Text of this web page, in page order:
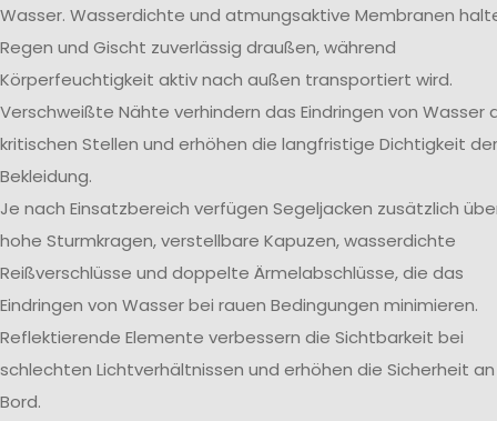
Wasser. Wasserdichte und atmungsaktive Membranen
Regen und Gischt zuverlässig draußen, während
Körperfeuchtigkeit aktiv nach außen transportiert wird.
Verschweißte Nähte verhindern das Eindringen von Wasser
kritischen Stellen und erhöhen die langfristige Dichtigkeit der
Bekleidung.
Je nach Einsatzbereich verfügen Segeljacken zusätzlich
hohe Sturmkragen, verstellbare Kapuzen, wasserdichte
Reißverschlüsse und doppelte Ärmelabschlüsse, die das
Eindringen von Wasser bei rauen Bedingungen minimieren.
Reflektierende Elemente verbessern die Sichtbarkeit bei
schlechten Lichtverhältnissen und erhöhen die Sicherheit an
Bord.